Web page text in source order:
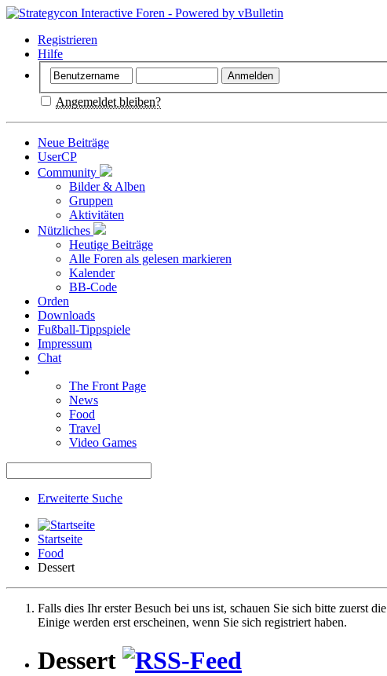
Registrieren
Hilfe
Angemeldet bleiben?
Neue Beiträge
UserCP
Community
Bilder & Alben
Gruppen
Aktivitäten
Nützliches
Heutige Beiträge
Alle Foren als gelesen markieren
Kalender
BB-Code
Orden
Downloads
Fußball-Tippspiele
Impressum
Chat
The Front Page
News
Food
Travel
Video Games
Erweiterte Suche
Startseite
Food
Dessert
Falls dies Ihr erster Besuch bei uns ist, schauen Sie sich bitte zuerst die
Einige werden erst erscheinen, wenn Sie sich registriert haben.
Dessert